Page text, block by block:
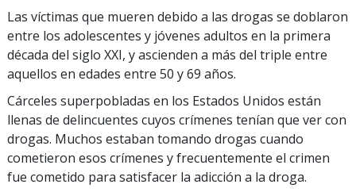
Las víctimas que mueren debido a las drogas se doblaron
entre los adolescentes y jóvenes adultos en la primera
década del siglo XXI, y ascienden a más del triple entre
aquellos en edades entre 50 y 69 años.
Cárceles superpobladas en los Estados Unidos están
llenas de delincuentes cuyos crímenes tenían que ver con
drogas. Muchos estaban tomando drogas cuando
cometieron esos crímenes y frecuentemente el crimen
fue cometido para satisfacer la adicción a la droga.